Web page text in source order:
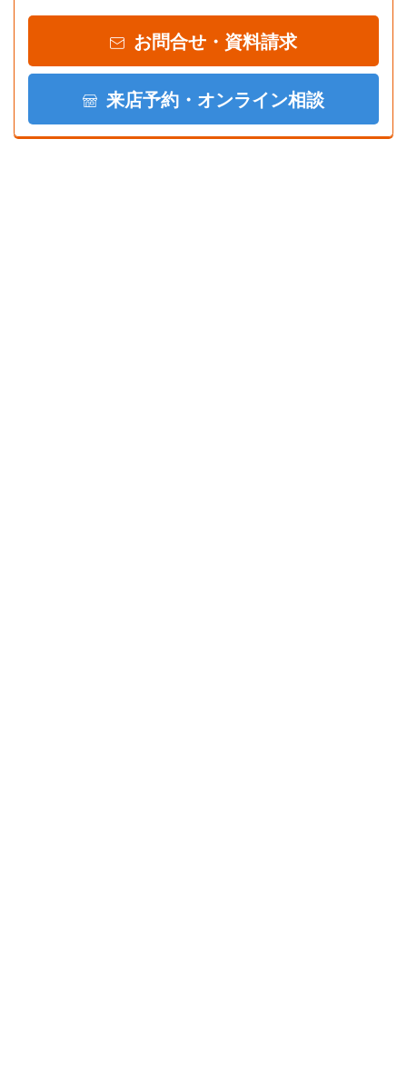
お問合せ・資料請求
来店予約・オンライン相談